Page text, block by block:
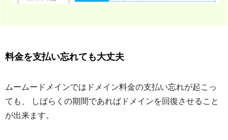
料金を支払い忘れても大丈夫
ムームードメインではドメイン料金の支払い忘れが起こっ
ても、 しばらくの期間であればドメインを回復させること
が出来ます。